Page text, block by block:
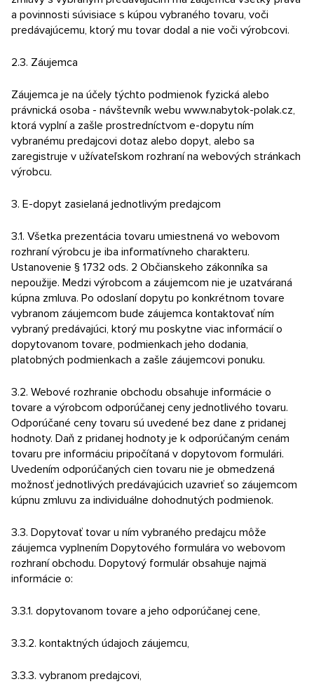
a povinnosti súvisiace s kúpou vybraného tovaru, voči
predávajúcemu, ktorý mu tovar dodal a nie voči výrobcovi.
2.3. Záujemca
Záujemca je na účely týchto podmienok fyzická alebo
právnická osoba - návštevník webu www.nabytok-polak.cz,
ktorá vyplní a zašle prostredníctvom e-dopytu ním
vybranému predajcovi dotaz alebo dopyt, alebo sa
zaregistruje v užívateľskom rozhraní na webových stránkach
výrobcu.
3. E-dopyt zasielaná jednotlivým predajcom
3.1. Všetka prezentácia tovaru umiestnená vo webovom
rozhraní výrobcu je iba informatívneho charakteru.
Ustanovenie § 1732 ods. 2 Občianskeho zákonníka sa
nepoužije. Medzi výrobcom a záujemcom nie je uzatváraná
kúpna zmluva. Po odoslaní dopytu po konkrétnom tovare
vybranom záujemcom bude záujemca kontaktovať ním
vybraný predávajúci, ktorý mu poskytne viac informácií o
dopytovanom tovare, podmienkach jeho dodania,
platobných podmienkach a zašle záujemcovi ponuku.
3.2. Webové rozhranie obchodu obsahuje informácie o
tovare a výrobcom odporúčanej ceny jednotlivého tovaru.
Odporúčané ceny tovaru sú uvedené bez dane z pridanej
hodnoty. Daň z pridanej hodnoty je k odporúčaným cenám
tovaru pre informáciu pripočítaná v dopytovom formulári.
Uvedením odporúčaných cien tovaru nie je obmedzená
možnosť jednotlivých predávajúcich uzavrieť so záujemcom
kúpnu zmluvu za individuálne dohodnutých podmienok.
3.3. Dopytovať tovar u ním vybraného predajcu môže
záujemca vyplnením Dopytového formulára vo webovom
rozhraní obchodu. Dopytový formulár obsahuje najmä
informácie o:
3.3.1. dopytovanom tovare a jeho odporúčanej cene,
3.3.2. kontaktných údajoch záujemcu,
3.3.3. vybranom predajcovi,